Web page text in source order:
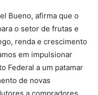
Bueno, afirma que o
o setor de frutas e
renda e crescimento
em impulsionar
Federal a um patamar
de novas